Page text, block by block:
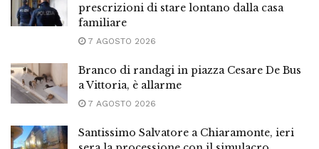
prescrizioni di stare lontano dalla casa
familiare
7 AGOSTO 2026
Branco di randagi in piazza Cesare De Bus
a Vittoria, è allarme
7 AGOSTO 2026
Santissimo Salvatore a Chiaramonte, ieri